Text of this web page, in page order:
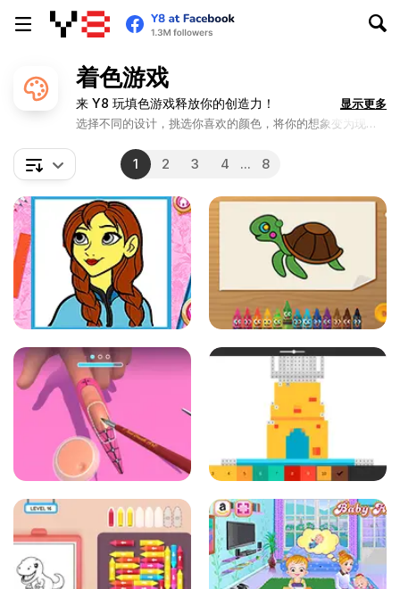
着色游戏
来 Y8 玩填色游戏释放你的创造力！
选择不同的设计，挑选你喜欢的颜色，将你的想象变为现
显示更多
1 2 3 4 ... 8